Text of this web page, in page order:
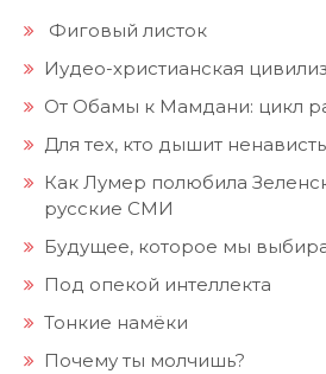
Фиговый листок
Иудео-христианская
От Обамы к Мамдани: цикл
Для тех, кто дышит
Как Лумер полюбила
русские СМИ
Будущее, которое мы
Под опекой интеллекта
Тонкие намёки
Почему ты молчишь?